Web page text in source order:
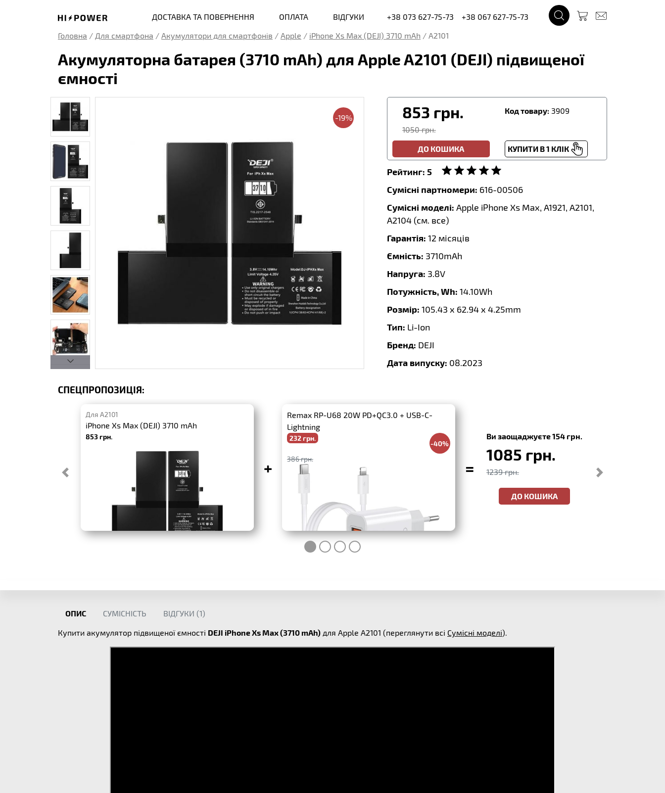
ДОСТАВКА ТА ПОВЕРНЕННЯ ОПЛАТА ВІДГУКИ +38 073 627-75-73
+38 067 627-75-73
Головна / Для смартфона / Акумулятори для смартфонів / Apple / iPhone Xs Max (DEJI) 3710 mAh / A2101
Акумуляторна батарея (3710 mAh) для Apple A2101 (DEJI) підвищеної
ємності
-19% 853 грн.
1050 грн.
Код товару: 3909
ДО КОШИКА КУПИТИ В 1 КЛІК
Рейтинг: 5
Сумісні партномери: 616-00506
Сумісні моделі: Apple iPhone Xs Max, A1921, A2101,
A2104 (см. все)
Гарантія: 12 місяців
Ємність: 3710mAh
Напруга: 3.8V
Потужність, Wh: 14.10Wh
Розмір: 105.43 x 62.94 x 4.25mm
Тип: Li-Ion
Бренд: DEJI
Дата випуску: 08.2023
СПЕЦПРОПОЗИЦІЯ:
Для A2101
iPhone Xs Max (DEJI) 3710 mAh
853 грн.
+
Remax RP-U68 20W PD+QC3.0 + USB-C-
Lightning
232 грн.
-40%
386 грн. =
Ви заощаджуєте 154 грн.
1085 грн.
1239 грн.
ДО КОШИКА
ОПИС СУМІСНІСТЬ ВІДГУКИ (1)
Купити акумулятор підвищеної ємності DEJI iPhone Xs Max (3710 mAh) для Apple A2101 (переглянути всі Сумісні моделі).